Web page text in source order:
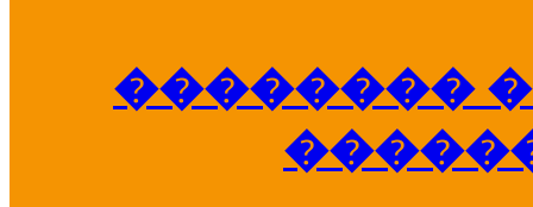
��������